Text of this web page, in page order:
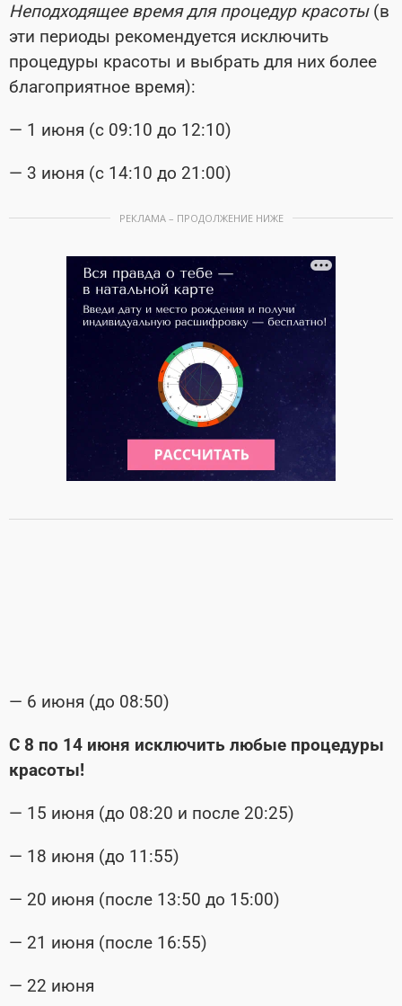
Неподходящее время для процедур красоты(в
эти периоды рекомендуется исключить
процедуры красоты и выбрать для них более
благоприятное время):
— 1 июня (с 09:10 до 12:10)
— 3 июня (с 14:10 до 21:00)
РЕКЛАМА – ПРОДОЛЖЕНИЕ НИЖЕ
— 6 июня (до 08:50)
С 8 по 14 июня исключить любые процедуры
красоты!
— 15 июня (до 08:20 и после 20:25)
— 18 июня (до 11:55)
— 20 июня (после 13:50 до 15:00)
— 21 июня (после 16:55)
— 22 июня